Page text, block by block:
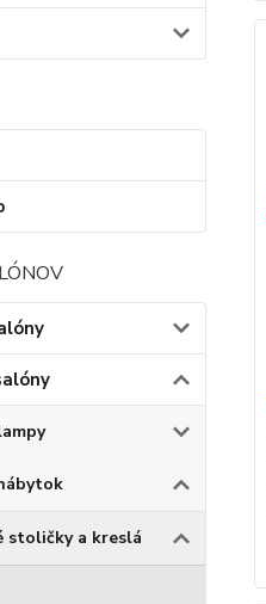
stoličky a kreslá